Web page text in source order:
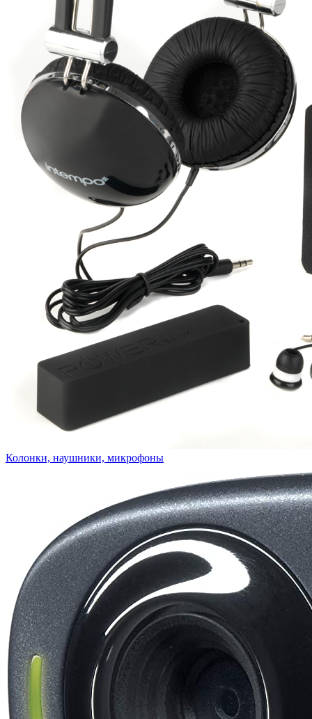
Колонки, наушники, микрофоны